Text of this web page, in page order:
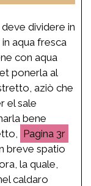
dividere in
aqua fresca
con aqua
ponerla al
aziò che
el sale
bene
3r
breve spatio
la quale,
caldaro